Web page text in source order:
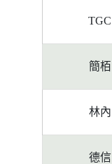
TGC
簡栢
林內
德信